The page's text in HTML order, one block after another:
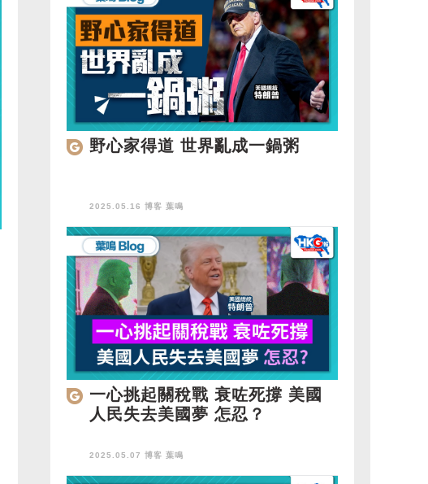
野心家得道 世界亂成一鍋粥
2025.05.16 博客 葉鳴
一心挑起關稅戰 衰咗死撐 美國
人民失去美國夢 怎忍？
2025.05.07 博客 葉鳴